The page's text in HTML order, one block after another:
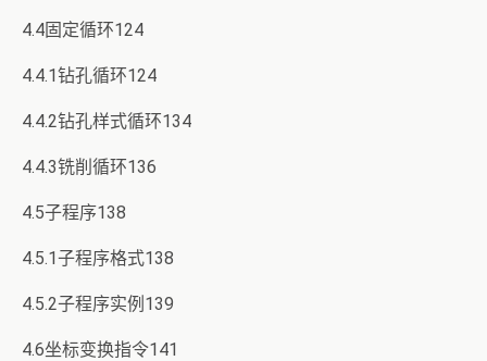
4.4固定循环124
4.4.1钻孔循环124
4.4.2钻孔样式循环134
4.4.3铣削循环136
4.5子程序138
4.5.1子程序格式138
4.5.2子程序实例139
4.6坐标变换指令141